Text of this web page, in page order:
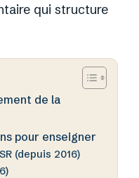
qui structure
de la
pour enseigner
(depuis 2016)